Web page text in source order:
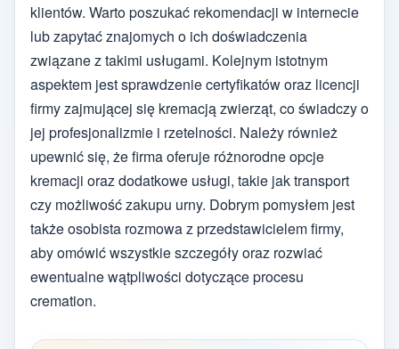
klientów. Warto poszukać rekomendacji w internecie
lub zapytać znajomych o ich doświadczenia
związane z takimi usługami. Kolejnym istotnym
aspektem jest sprawdzenie certyfikatów oraz licencji
firmy zajmującej się kremacją zwierząt, co świadczy o
jej profesjonalizmie i rzetelności. Należy również
upewnić się, że firma oferuje różnorodne opcje
kremacji oraz dodatkowe usługi, takie jak transport
czy możliwość zakupu urny. Dobrym pomysłem jest
także osobista rozmowa z przedstawicielem firmy,
aby omówić wszystkie szczegóły oraz rozwiać
ewentualne wątpliwości dotyczące procesu
cremation.